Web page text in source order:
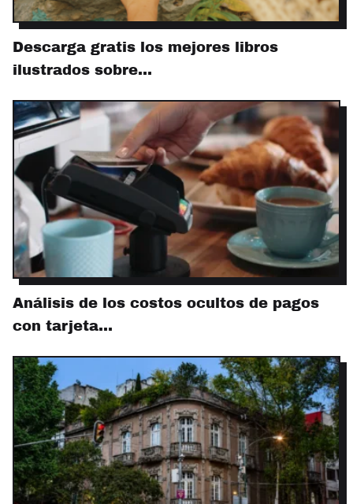
Descarga gratis los mejores libros
ilustrados sobre…
Análisis de los costos ocultos de pagos
con tarjeta…